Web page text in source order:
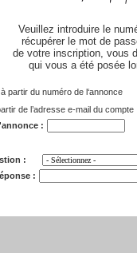
Veuillez introduire le
récupérer le mot de
de votre inscription, vous
qui vous a été posée
à partir du numéro de l‘annonce
de l’adresse e-mail du compte
:
:
: